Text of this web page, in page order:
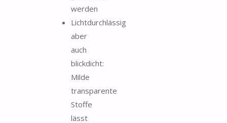
werden
Lichtdurchlässig
aber
auch
blickdicht:
Milde
transparente
Stoffe
lässt